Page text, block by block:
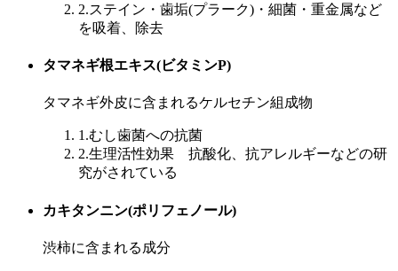
2.ステイン・歯垢(プラーク)・細菌・重金属など
を吸着、除去
タマネギ根エキス(ビタミンP)
タマネギ外皮に含まれるケルセチン組成物
1.むし歯菌への抗菌
2.生理活性効果 抗酸化、抗アレルギーなどの研
究がされている
カキタンニン(ポリフェノール)
渋柿に含まれる成分